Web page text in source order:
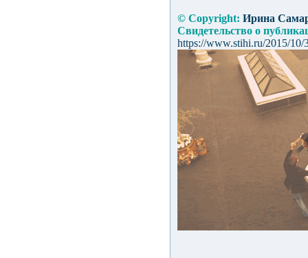
© Copyright: Ирина
Свидетельство о
https://www.stihi.ru/2015/10/